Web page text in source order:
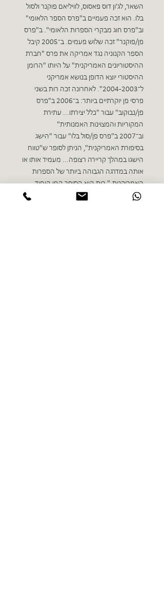
השאר, לג'ון דוס פּאסוס, לוויליאם פוקנר ולסול
בלו. הוא זכה פעמיים ב"פרס הספר הלאומי"
וב"פרס חוג מבקרי הספרות הלאומי". ב"פרס
פן/פוקנר" זכה שלוש פעמים. ב־2005 קיבל
הספר הקנוניה נגד אמריקה את פרס "חברת
ההיסטוריונים האמריקנית" על היותו "הרומן
ההיסטורי יוצא הדופן בנושא אמריקני
ל־2004-2003". לאחרונה זכה רות בשני
פרסי פן יוקרתיים ביותר: ב־2006 ב"פרס
פן/נבוקוב" עבור "כלל יצירתו... עתירת
המקוריות והמצוינות האמנותית"
וב־2007 ב"פרס פן/סול בלו" עבור "הישג
בסיפורת האמריקנית", הניתן לסופר ש"טווח
הישגו במהלך קריירה רצופה... מעמיד אותו או
אותה במדרגה הגבוהה ביותר של הספרות
האמריקנית." רות הוא הסופר החי היחיד
שיצירותיו ראו אור במהדורה שלמה ומקפת של